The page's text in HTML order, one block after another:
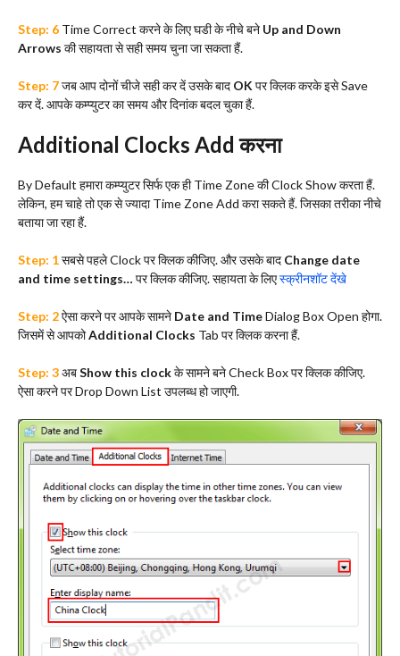
Step: 6 Time Correct करने के लिए घडी के नीचे बने Up and Down
Arrows की सहायता से सही समय चुना जा सकता हैं.
Step: 7जब आप दोनों चीजे सही कर दें उसके बाद OK पर क्लिक करके इसे Save
कर दें. आपके कम्प्युटर का समय और दिनांक बदल चुका हैं.
Additional Clocks Add करना
By Default हमारा कम्प्युटर सिर्फ एक ही Time Zone की Clock Show करता हैं.
लेकिन, हम चाहे तो एक से ज्यादा Time Zone Add करा सकते हैं. जिसका तरीका नीचे
बताया जा रहा हैं.
Step: 1सबसे पहले Clock पर क्लिक कीजिए. और उसके बाद Change date
and time settings… पर क्लिक कीजिए. सहायता के लिएस्क्रीनशॉट देंखे
Step: 2ऐसा करने पर आपके सामने Date and TimeDialog Box Open होगा.
जिसमें से आपकोAdditional Clocks Tab पर क्लिक करना हैं.
Step: 3अबShow this clockके सामने बने Check Box पर क्लिक कीजिए.
ऐसा करने पर Drop Down List उपलब्ध हो जाएगी.